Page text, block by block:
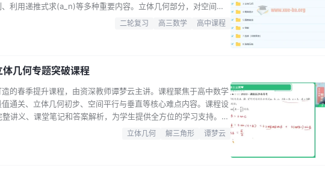
利用递推式求(a_n)等多种重要内容。立体几何部分，对空间中
析。概率统计涉及求分布列、线性回归等知识。圆锥曲线和导数
的定点、定值问题，导数的恒成立、零点等问题。该课程的特色
二轮复习 高三数学 高中课程
几何专题突破课程
的春季提升课程，由资深教师谭梦云主讲。课程聚焦于高中数学
关、立体几何初步、空间平行与垂直等核心难点内容。课程设
讲义、课堂笔记和答案解析，为学生提供全方位的学习支持。教
顾，助力学生系统提升向量运算、空间想象能力和几何解题技
是绝佳选择。课程还设有期中期末复习模块，帮助学生构建完
立体几何 解三角形 谭梦云